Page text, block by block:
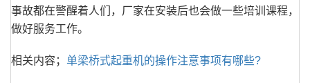
事故都在警醒着人们，厂家在安装后也会做一些培训课程，
做好服务工作。
相关内容； 单梁桥式起重机的操作注意事项有哪些?